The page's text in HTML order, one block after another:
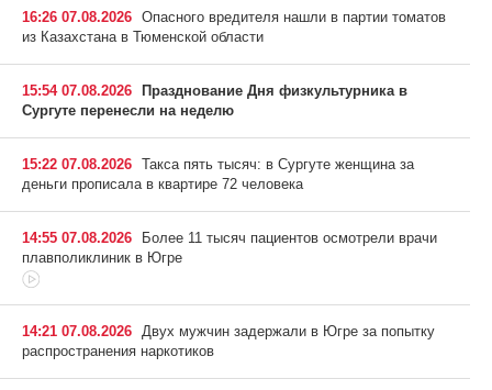
16:26 07.08.2026 Опасного вредителя нашли в партии томатов
из Казахстана в Тюменской области
15:54 07.08.2026
Празднование Дня физкультурника в
Сургуте перенесли на неделю
15:22 07.08.2026 Такса пять тысяч: в Сургуте женщина за
деньги прописала в квартире 72 человека
14:55 07.08.2026
Более 11 тысяч пациентов осмотрели врачи
плавполиклиник в Югре
14:21 07.08.2026 Двух мужчин задержали в Югре за попытку
распространения наркотиков